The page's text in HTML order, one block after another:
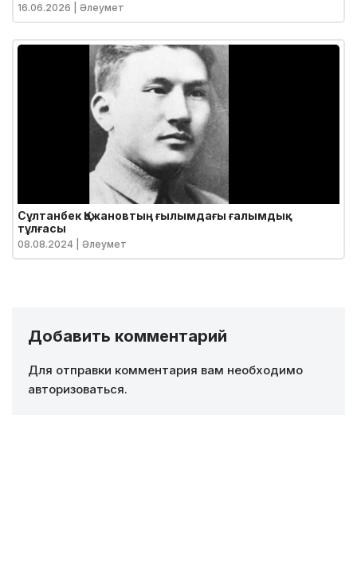
16.06.2026 | Әлеумет
Сұлтанбек Қожановтың ғылымдағы ғалымдық
тұлғасы
08.08.2024 | Әлеумет
Добавить комментарий
Для отправки комментария вам необходимо
авторизоваться.